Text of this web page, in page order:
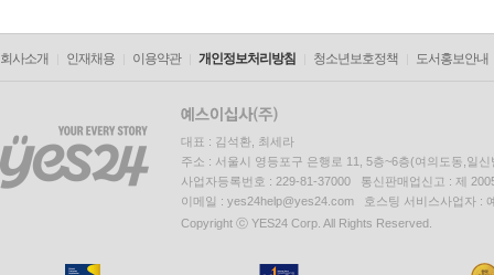
회사소개 인재채용 이용약관 개인정보처리방침 청소년보호정책 도서홍보안내
대표 : 김석환, 최세라
주소 : 서울시 영등포구 은행로 11, 5층~6층(여의도동,일신
사업자등록번호 : 229-81-37000 통신판매업신고 : 제
이메일 : yes24help@yes24.com 호스팅 서비스사업자 :
Copyright ⓒ YES24 Corp. All Rights Reserved.